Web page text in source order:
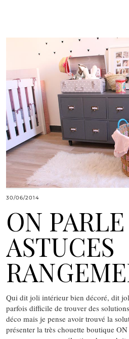
30/06/2014
ON PARLE
ASTUCES
Qui dit joli intérieur bien décoré, dit
parfois difficile de trouver des
déco mais je pense avoir trouvé la
présenter la très chouette boutique